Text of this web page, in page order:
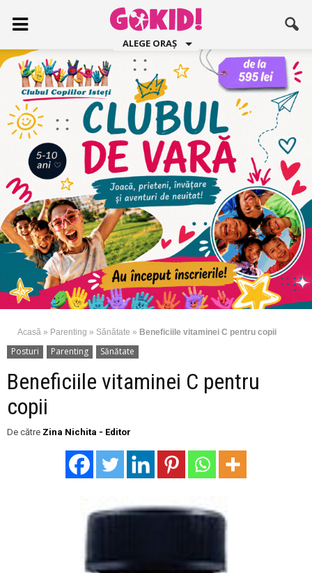
ALEGE ORAȘ
Acasă » Parenting » Sănătate » Beneficiile vitaminei C pentru copii
Posturi Parenting Sănătate
Beneficiile vitaminei C pentru
copii
De către Zina Nichita - Editor